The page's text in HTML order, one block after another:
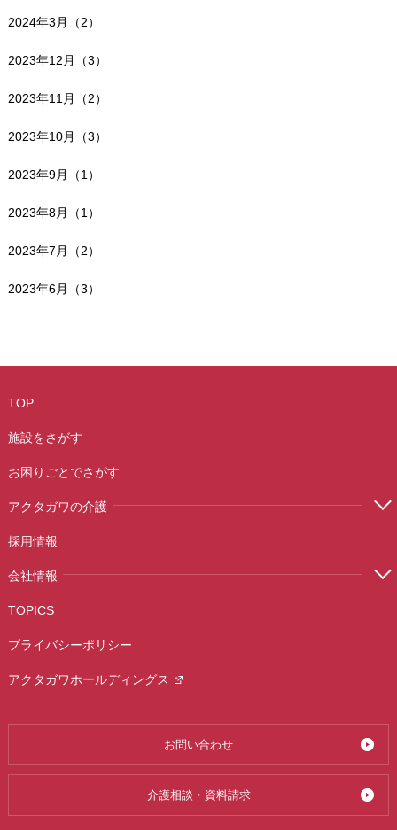
2024年3月（2）
2023年12月（3）
2023年11月（2）
2023年10月（3）
2023年9月（1）
2023年8月（1）
2023年7月（2）
2023年6月（3）
TOP
施設をさがす
お困りごとでさがす
アクタガワの介護
採用情報
会社情報
お問い合わせ
TOPICS
介護相談・資料請求
プライバシーポリシー
アクタガワホールディングス